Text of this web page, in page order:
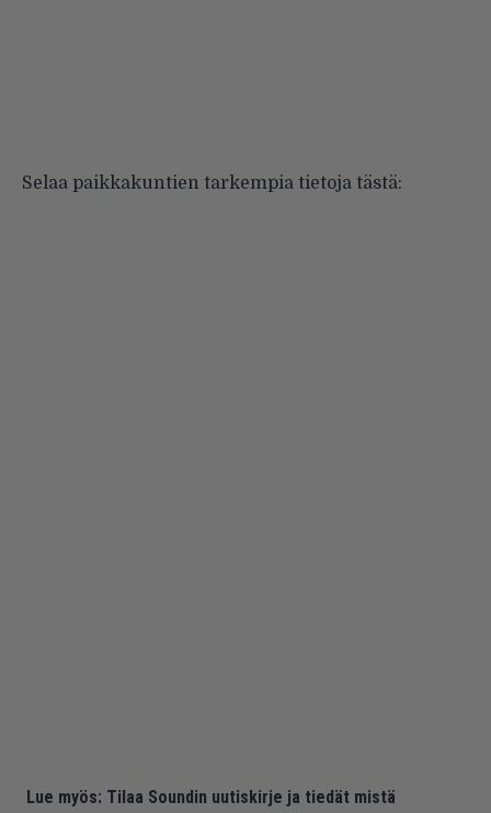
Selaa paikkakuntien tarkempia tietoja tästä:
Lue myös: Tilaa Soundin uutiskirje ja tiedät mistä